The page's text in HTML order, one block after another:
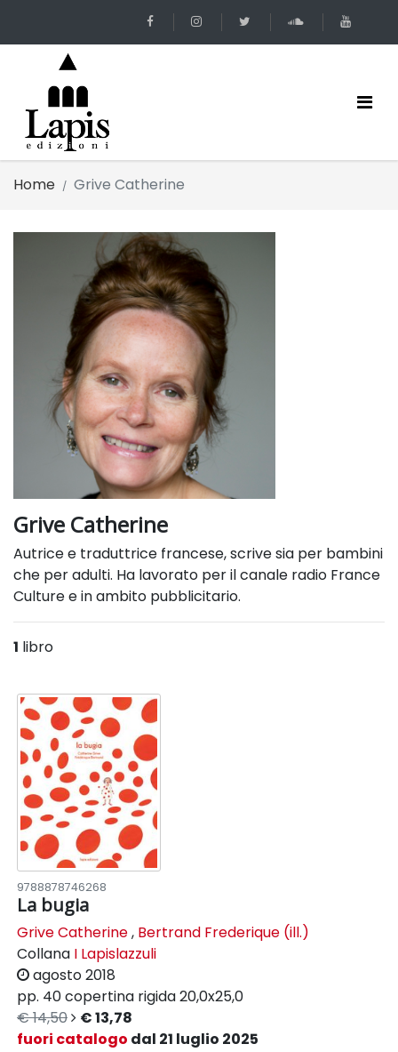
Home Grive Catherine
Grive Catherine
Autrice e traduttrice francese, scrive sia per bambini
che per adulti. Ha lavorato per il canale radio France
Culture e in ambito pubblicitario.
1 libro
9788878746268
La bugia
Grive Catherine, Bertrand Frederique (ill.)
Collana I Lapislazzuli
agosto 2018
pp. 40copertina rigida20,0x25,0
€ 14,50
€ 13,78
fuori catalogo dal 21 luglio 2025